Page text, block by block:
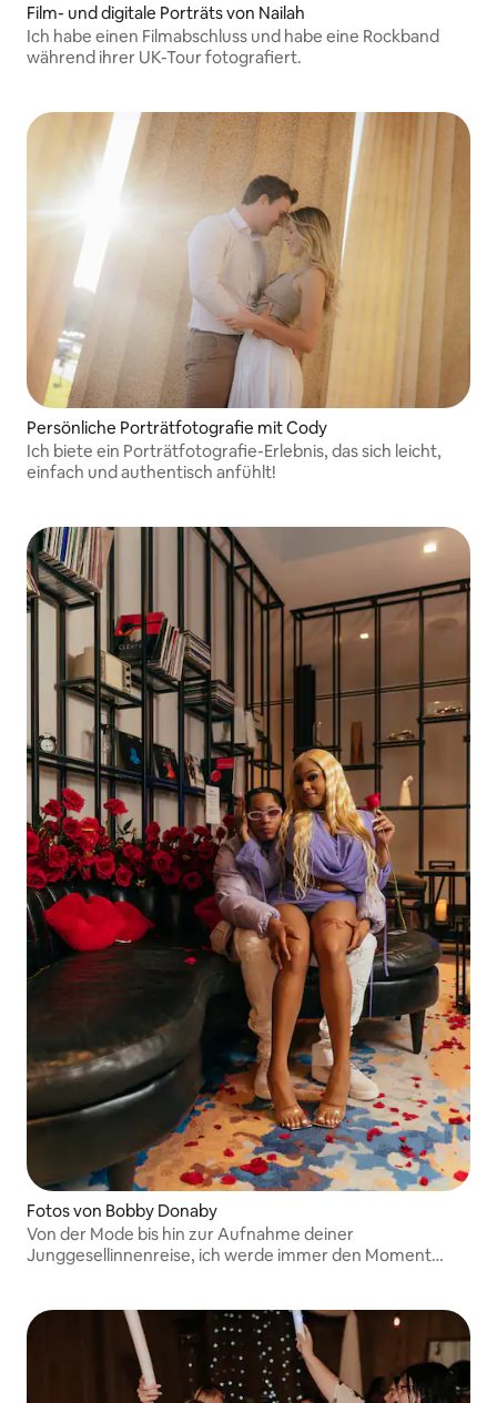
Film- und digitale Porträts von Nailah
Ich habe einen Filmabschluss und habe eine Rockband
während ihrer UK-Tour fotografiert.
Persönliche Porträtfotografie mit Cody
Ich biete ein Porträtfotografie-Erlebnis, das sich leicht,
einfach und authentisch anfühlt!
Fotos von Bobby Donaby
Von der Mode bis hin zur Aufnahme deiner
Junggesellinnenreise, ich werde immer den Moment